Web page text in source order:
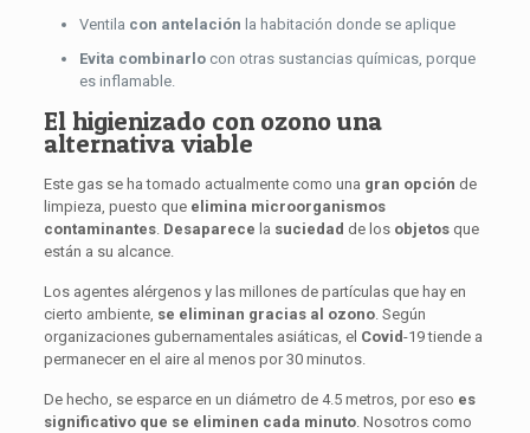
Ventila con antelación la habitación donde se aplique
Evita combinarlocon otras sustancias químicas, porque
es inflamable.
El higienizado con ozono una
alternativa viable
Este gas se ha tomado actualmente como una gran opción de
limpieza, puesto que elimina microorganismos
contaminantes. Desaparece la suciedad de los objetosque
están a su alcance.
Los agentes alérgenos y las millones de partículas que hay en
cierto ambiente, se eliminan gracias al ozono. Según
organizaciones gubernamentales asiáticas, el Covid-19 tiende a
permanecer en el aire al menos por 30 minutos.
De hecho, se esparce en un diámetro de 4.5 metros, por eso es
significativo que se eliminen cada minuto. Nosotros como